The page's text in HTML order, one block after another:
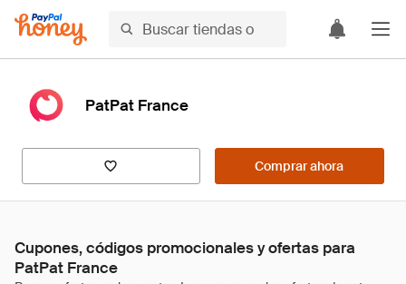
PatPat France
Comprar ahora
Cupones, códigos promocionales y ofertas para
PatPat France